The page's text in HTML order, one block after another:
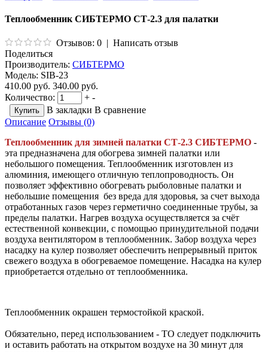
Теплообменник СИБТЕРМО СТ-2.3 для палатки
Отзывов: 0 | Написать отзыв
Поделиться
Производитель: СИБТЕРМО
Модель: SIB-23
410.00 руб. 340.00 руб.
Количество:
+ -
В закладки В сравнение
Описание Отзывы (0)
Теплообменник для зимней палатки СТ-2.3 СИБТЕРМО -
эта предназначена для обогрева зимней палатки или
небольшого помещения. Теплообменник изготовлен из
алюминия, имеющего отличную теплопроводность. Он
позволяет эффективно обогревать рыболовные палатки и
небольшие помещения без вреда для здоровья, за счет выхода
отработанных газов через герметично соединенные трубы, за
пределы палатки. Нагрев воздуха осуществляется за счёт
естественной конвекции, с помощью принудительной подачи
воздуха вентилятором в теплообменник. Забор воздуха через
насадку на кулер позволяет обеспечить непрерывный приток
свежего воздуха в обогреваемое помещение. Насадка на кулер
приобретается отдельно от теплообменника.
Теплообменник окрашен термостойкой краской.
Обязательно, перед использованием - ТО следует подключить
и оставить работать на открытом воздухе на 30 минут для